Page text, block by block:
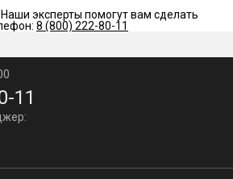
Наши эксперты помогут вам сделать
8 (800) 222-80-11
11